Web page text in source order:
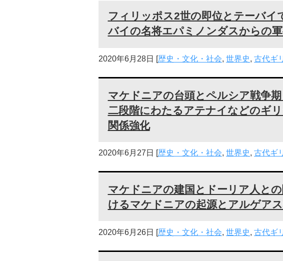
フィリッポス2世の即位とテーバイ
バイの名将エパミノンダスからの
2020年6月28日 [歴史・文化・社会, 世界史, 古代ギ
マケドニアの台頭とペルシア戦争
二段階にわたるアテナイなどのギ
関係強化
2020年6月27日 [歴史・文化・社会, 世界史, 古代ギ
マケドニアの建国とドーリア人と
けるマケドニアの起源とアルゲア
2020年6月26日 [歴史・文化・社会, 世界史, 古代ギ